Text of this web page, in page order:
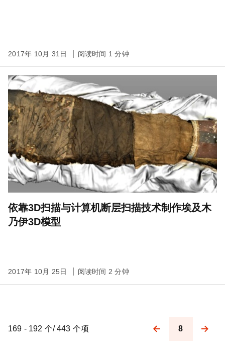
2017年 10月 31日 阅读时间 1 分钟
依靠3D扫描与计算机断层扫描技术制作埃及木
乃伊3D模型
2017年 10月 25日 阅读时间 2 分钟
169 - 192 个/ 443 个项
Pagination
8